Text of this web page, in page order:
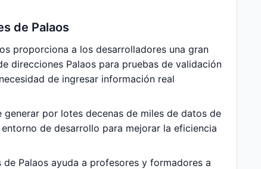
de Palaos
proporciona a los desarrolladores una gran
direcciones Palaos para pruebas de validación
de ingresar información real
por lotes decenas de miles de datos de
de desarrollo para mejorar la eficiencia
de Palaos ayuda a profesores y formadores a